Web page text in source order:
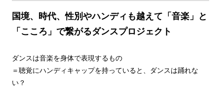
国境、時代、性別やハンディも越えて「音楽」と
「こころ」で繋がるダンスプロジェクト
ダンスは音楽を身体で表現するもの
＝聴覚にハンディキャップを持っていると、ダンスは踊れな
い？